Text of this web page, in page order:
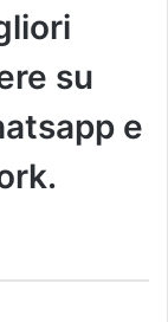
su
e